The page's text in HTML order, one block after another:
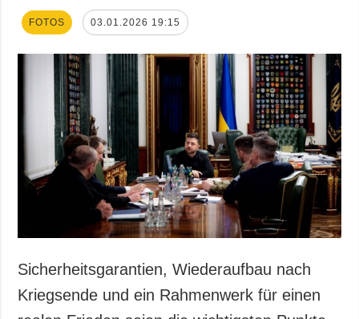
FOTOS 03.01.2026 19:15
Sicherheitsgarantien, Wiederaufbau nach
Kriegsende und ein Rahmenwerk für einen